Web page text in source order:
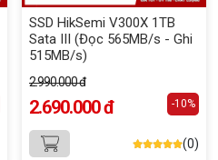
SSD HikSemi V300X 1TB
Sata III (Đọc 565MB/s - Ghi
515MB/s)
2.990.000 đ
2.690.000 đ -10%
(0)